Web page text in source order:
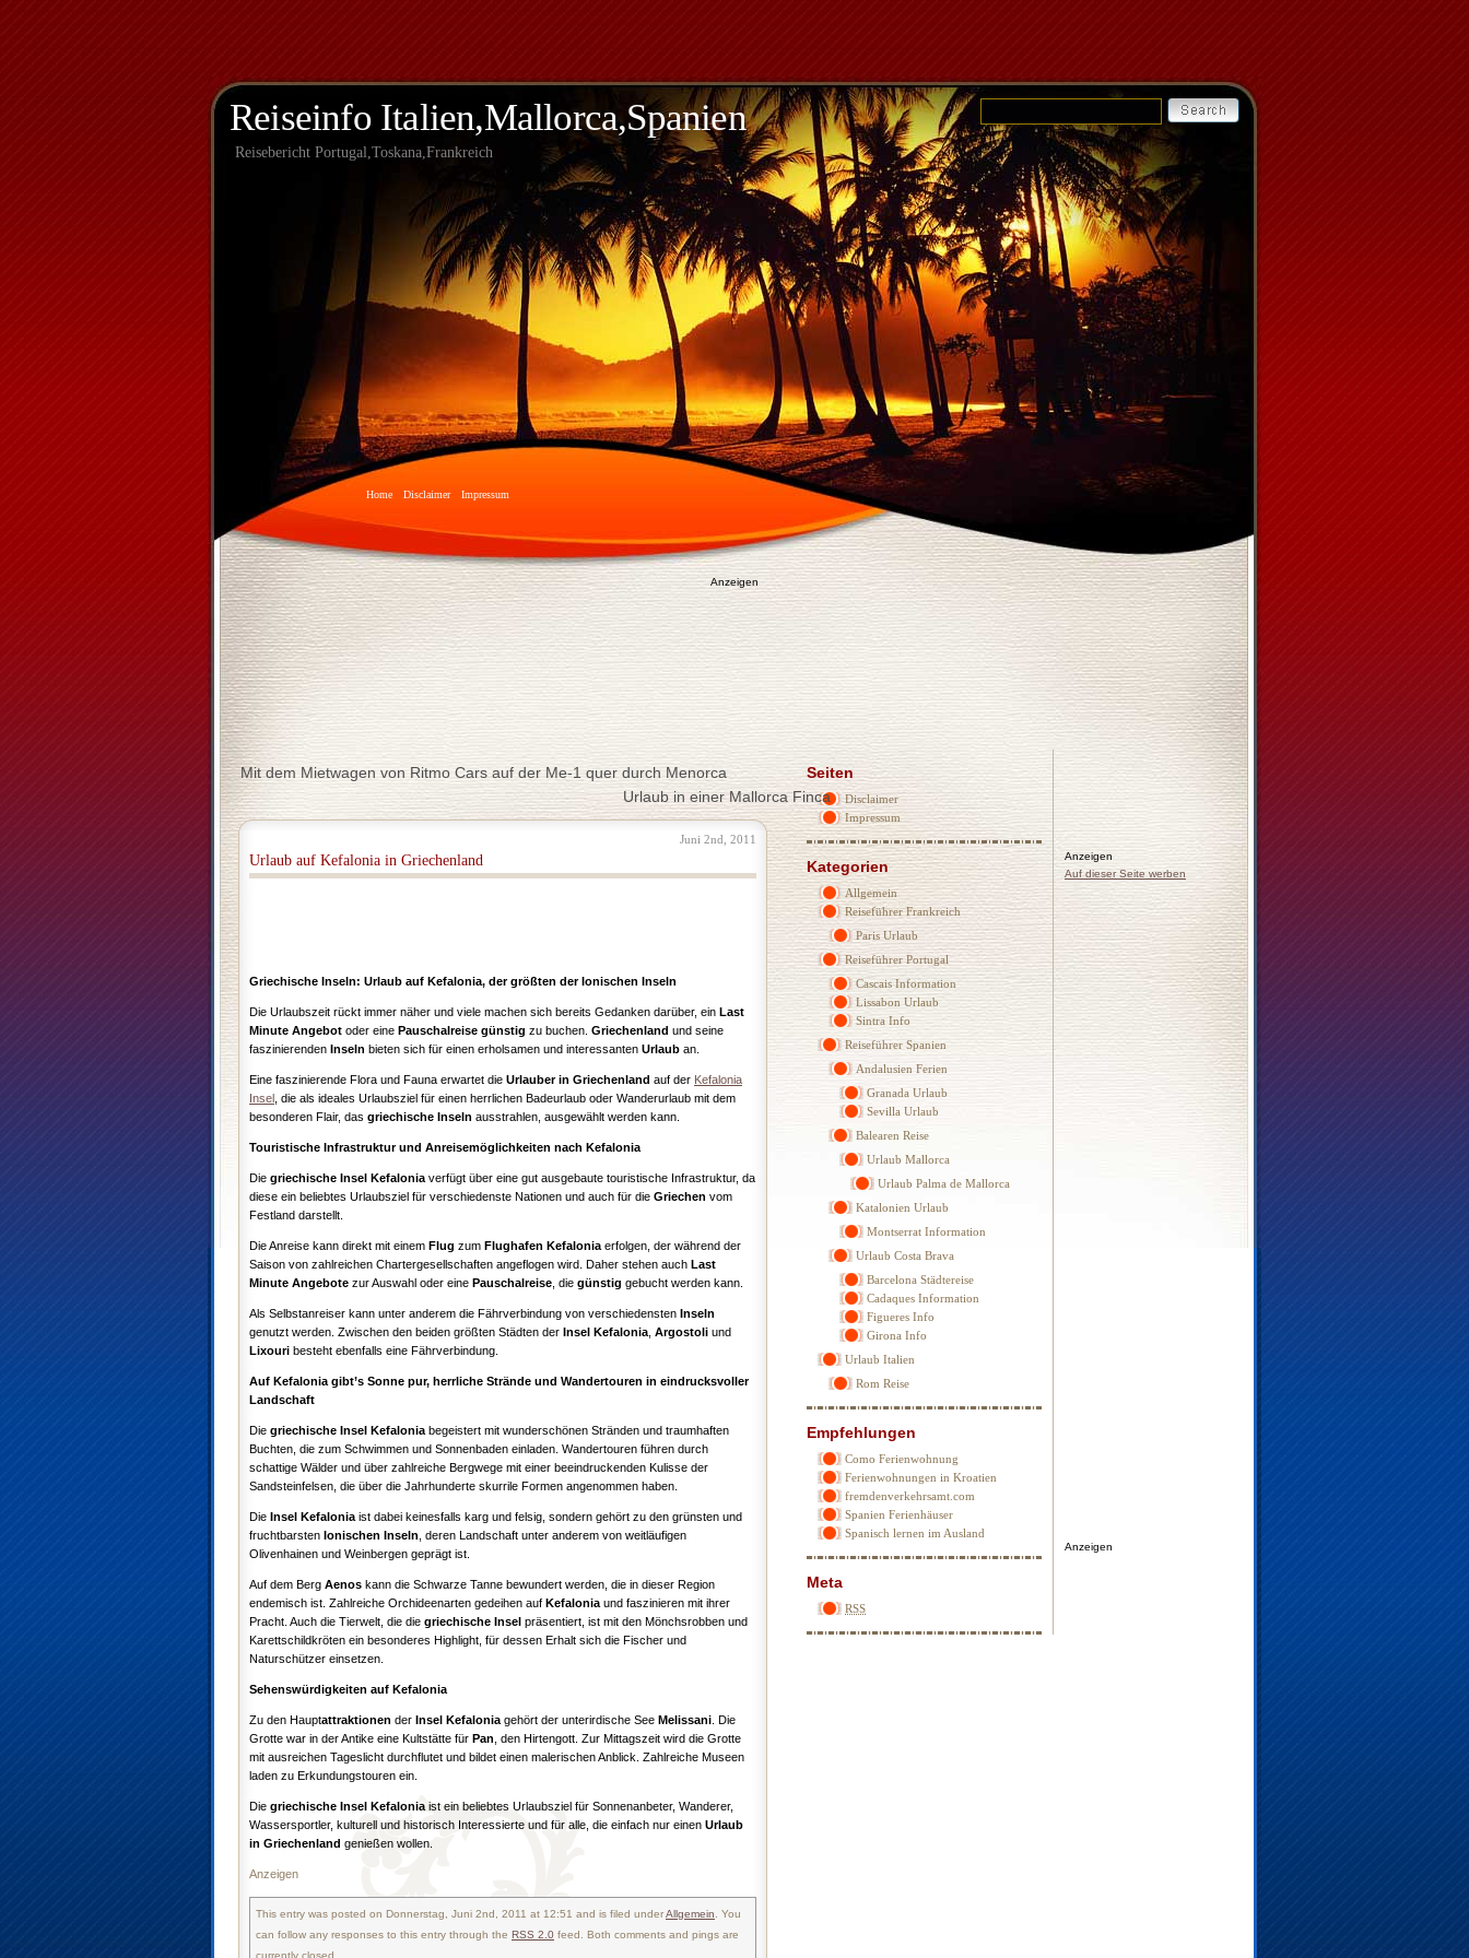
Reiseinfo Italien,Mallorca,Spanien
Reisebericht Portugal,Toskana,Frankreich
Home Disclaimer Impressum
Anzeigen
Anzeigen
Auf dieser Seite werben
Anzeigen
Seiten
Disclaimer
Impressum
Kategorien
Allgemein
Reiseführer Frankreich
Paris Urlaub
Reiseführer Portugal
Cascais Information
Lissabon Urlaub
Sintra Info
Reiseführer Spanien
Andalusien Ferien
Granada Urlaub
Sevilla Urlaub
Balearen Reise
Urlaub Mallorca
Urlaub Palma de Mallorca
Katalonien Urlaub
Montserrat Information
Urlaub Costa Brava
Barcelona Städtereise
Cadaques Information
Figueres Info
Girona Info
Urlaub Italien
Rom Reise
Empfehlungen
Como Ferienwohnung
Ferienwohnungen in Kroatien
fremdenverkehrsamt.com
Spanien Ferienhäuser
Spanisch lernen im Ausland
Meta
RSS
Mit dem Mietwagen von Ritmo Cars auf der Me-1 quer durch Menorca
Urlaub in einer Mallorca Finca
Juni 2nd, 2011
Urlaub auf Kefalonia in Griechenland
Griechische Inseln: Urlaub auf Kefalonia, der größten der Ionischen Inseln
Die Urlaubszeit rückt immer näher und viele machen sich bereits Gedanken darüber, ein Last
Minute Angebot oder eine Pauschalreise günstig zu buchen. Griechenland und seine
faszinierenden Inseln bieten sich für einen erholsamen und interessanten Urlaub an.
Eine faszinierende Flora und Fauna erwartet die Urlauber in Griechenland auf der Kefalonia
Insel , die als ideales Urlaubsziel für einen herrlichen Badeurlaub oder Wanderurlaub mit dem
besonderen Flair, das griechische Inseln ausstrahlen, ausgewählt werden kann.
Touristische Infrastruktur und Anreisemöglichkeiten nach Kefalonia
Die griechische Insel Kefalonia verfügt über eine gut ausgebaute touristische Infrastruktur, da
diese ein beliebtes Urlaubsziel für verschiedenste Nationen und auch für die Griechen vom
Festland darstellt.
Die Anreise kann direkt mit einem Flug zum Flughafen Kefalonia erfolgen, der während der
Saison von zahlreichen Chartergesellschaften angeflogen wird. Daher stehen auch Last
Minute Angebote zur Auswahl oder eine Pauschalreise , die günstig gebucht werden kann.
Als Selbstanreiser kann unter anderem die Fährverbindung von verschiedensten Inseln
genutzt werden. Zwischen den beiden größten Städten der Insel Kefalonia Argostoli und
Lixouri besteht ebenfalls eine Fährverbindung.
Auf Kefalonia gibt’s Sonne pur, herrliche Strände und Wandertouren in eindrucksvoller
Landschaft
Die griechische Insel Kefalonia begeistert mit wunderschönen Stränden und traumhaften
Buchten, die zum Schwimmen und Sonnenbaden einladen. Wandertouren führen durch
schattige Wälder und über zahlreiche Bergwege mit einer beeindruckenden Kulisse der
Sandsteinfelsen, die über die Jahrhunderte skurrile Formen angenommen haben.
Die Insel Kefalonia ist dabei keinesfalls karg und felsig, sondern gehört zu den grünsten und
fruchtbarsten Ionischen Inseln , deren Landschaft unter anderem von weitläufigen
Olivenhainen und Weinbergen geprägt ist.
Auf dem Berg Aenos kann die Schwarze Tanne bewundert werden, die in dieser Region
endemisch ist. Zahlreiche Orchideenarten gedeihen auf Kefalonia und faszinieren mit ihrer
Pracht. Auch die Tierwelt, die die griechische Insel präsentiert, ist mit den Mönchsrobben und
Karettschildkröten ein besonderes Highlight, für dessen Erhalt sich die Fischer und
Naturschützer einsetzen.
Sehenswürdigkeiten auf Kefalonia
Zu den Hauptattraktionen der Insel Kefalonia gehört der unterirdische See Melissani . Die
Grotte war in der Antike eine Kultstätte für Pan , den Hirtengott. Zur Mittagszeit wird die Grotte
mit ausreichen Tageslicht durchflutet und bildet einen malerischen Anblick. Zahlreiche Museen
laden zu Erkundungstouren ein.
Die griechische Insel Kefalonia ist ein beliebtes Urlaubsziel für Sonnenanbeter, Wanderer,
Wassersportler, kulturell und historisch Interessierte und für alle, die einfach nur einen Urlaub
in Griechenland genießen wollen.
Anzeigen
This entry was posted on Donnerstag, Juni 2nd, 2011 at 12:51 and is filed underAllgemein . You
can follow any responses to this entry through the RSS 2.0 feed. Both comments and pings are
currently closed.